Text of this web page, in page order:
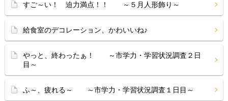
すご～い！ 迫力満点！！ ～５月人形飾り～
給食室のデコレーション、かわいいね♪
やっと、終わったぁ！ ～市学力・学習状況調査２日
目～
ふ～、疲れる～ ～市学力・学習状況調査１日目～